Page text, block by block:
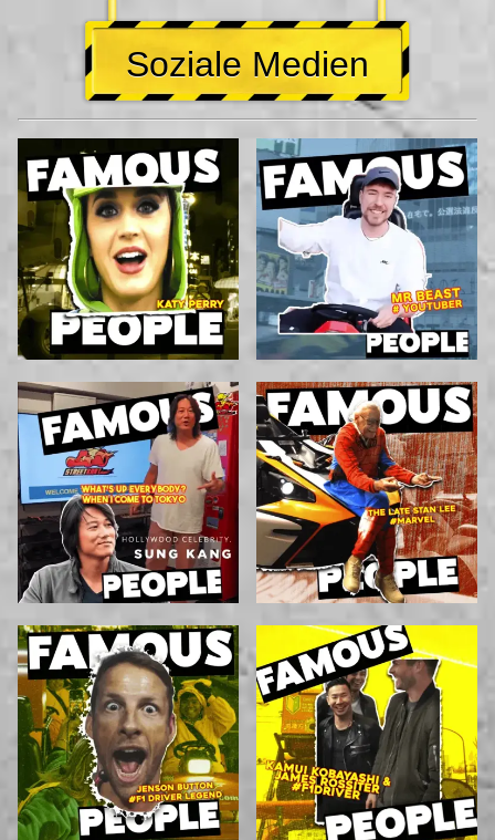
Soziale Medien